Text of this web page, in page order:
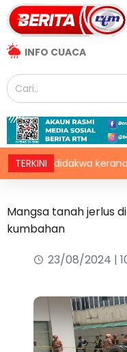
INFO CUACA
TERKINI
didakwa kerana
Mangsa tanah jerlus
kumbahan
23/08/2024 |